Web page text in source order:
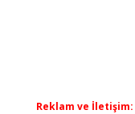
Reklam ve İletişim: